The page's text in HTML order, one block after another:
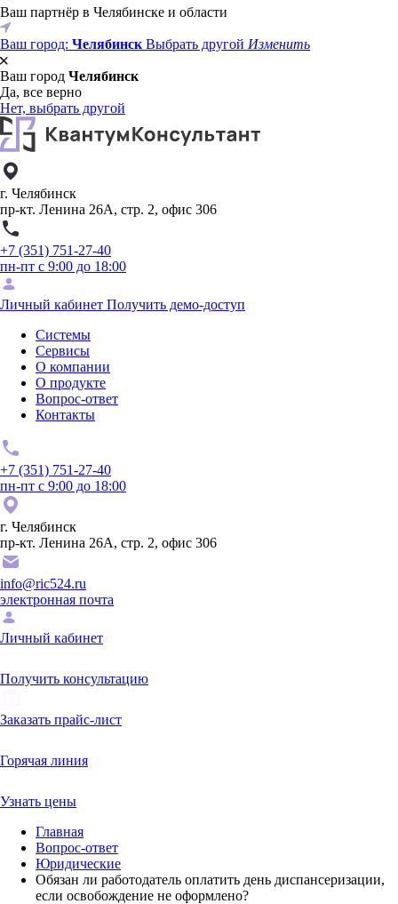
Ваш партнёр в Челябинске и области
Ваш город: Челябинск Выбрать другой Изменить
Ваш город Челябинск
Да, все верно
Нет, выбрать другой
г. Челябинск
пр-кт. Ленина 26А, стр. 2, офис 306
+7 (351) 751-27-40
пн-пт с 9:00 до 18:00
Личный кабинет Получить демо-доступ
Системы
Сервисы
О компании
О продукте
Вопрос-ответ
Контакты
+7 (351) 751-27-40
пн-пт с 9:00 до 18:00
г. Челябинск
пр-кт. Ленина 26А, стр. 2, офис 306
info@ric524.ru
электронная почта
Личный кабинет
Получить консультацию
Заказать прайс-лист
Горячая линия
Узнать цены
Главная
Вопрос-ответ
Юридические
Обязан ли работодатель оплатить день диспансеризации,
если освобождение не оформлено?